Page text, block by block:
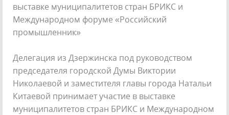
выставке муниципалитетов стран БРИКС и
Международном форуме «Российский
промышленник»
Делегация из Дзержинска под руководством
председателя городской Думы Виктории
Николаевой и заместителя главы города Натальи
Китаевой принимает участие в выставке
муниципалитетов стран БРИКС и Международном